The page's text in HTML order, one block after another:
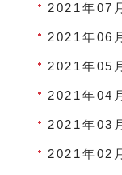
2021年07
2021年06
2021年05
2021年04
2021年03
2021年02